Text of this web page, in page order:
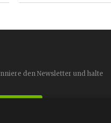
den Newsletter und halte